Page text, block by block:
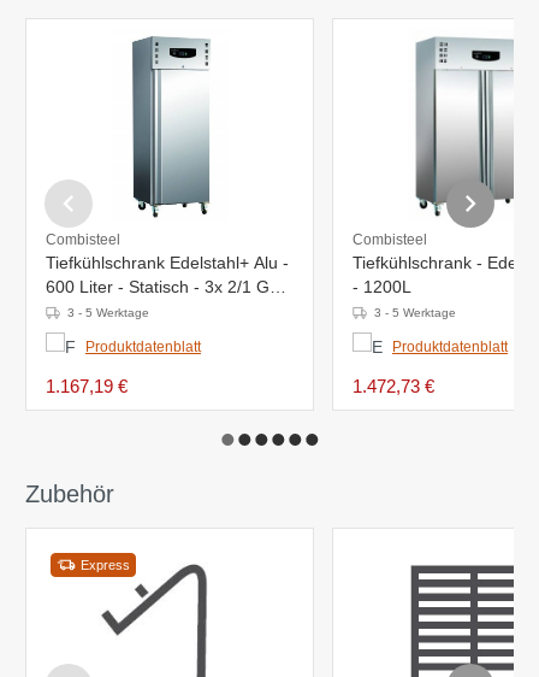
Combisteel
Tiefkühlschrank Edelstahl+ Alu -
600 Liter - Statisch - 3x 2/1 GN -
680x815x(h)2010mm
3 - 5 Werktage
Produktdatenblatt
1.167,19 €
Combisteel
Tiefkühlschrank -
- 1200L
3 - 5 Werktage
Produktdatenblatt
1.472,73 €
Zubehör
Express